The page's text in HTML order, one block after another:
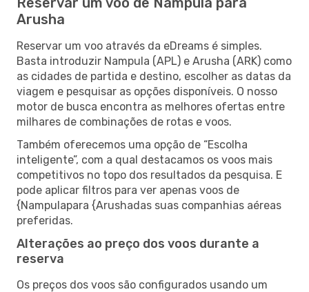
Arusha
Reservar um voo através da eDreams é simples.
Basta introduzir Nampula (APL) e Arusha (ARK) como
as cidades de partida e destino, escolher as datas da
viagem e pesquisar as opções disponíveis. O nosso
motor de busca encontra as melhores ofertas entre
milhares de combinações de rotas e voos.
Também oferecemos uma opção de “Escolha
inteligente”, com a qual destacamos os voos mais
competitivos no topo dos resultados da pesquisa. E
pode aplicar filtros para ver apenas voos de
{Nampulapara {Arushadas suas companhias aéreas
preferidas.
Alterações ao preço dos voos durante a
reserva
Os preços dos voos são configurados usando um